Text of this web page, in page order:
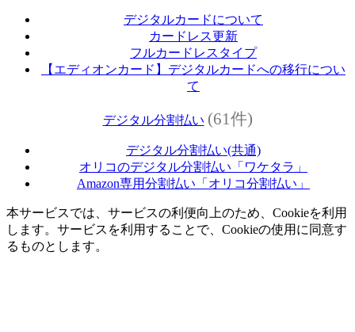
デジタルカードについて
カードレス更新
フルカードレスタイプ
【エディオンカード】デジタルカードへの移行につい
て
デジタル分割払い (61件)
デジタル分割払い(共通)
オリコのデジタル分割払い「ワケタラ」
Amazon専用分割払い「オリコ分割払い」
本サービスでは、サービスの利便向上のため、Cookieを利用
します。サービスを利用することで、Cookieの使用に同意す
るものとします。